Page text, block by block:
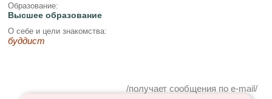
Образование:
Высшее образование
О себе и цели знакомства:
буддист
/получает сообщения по e-mail/